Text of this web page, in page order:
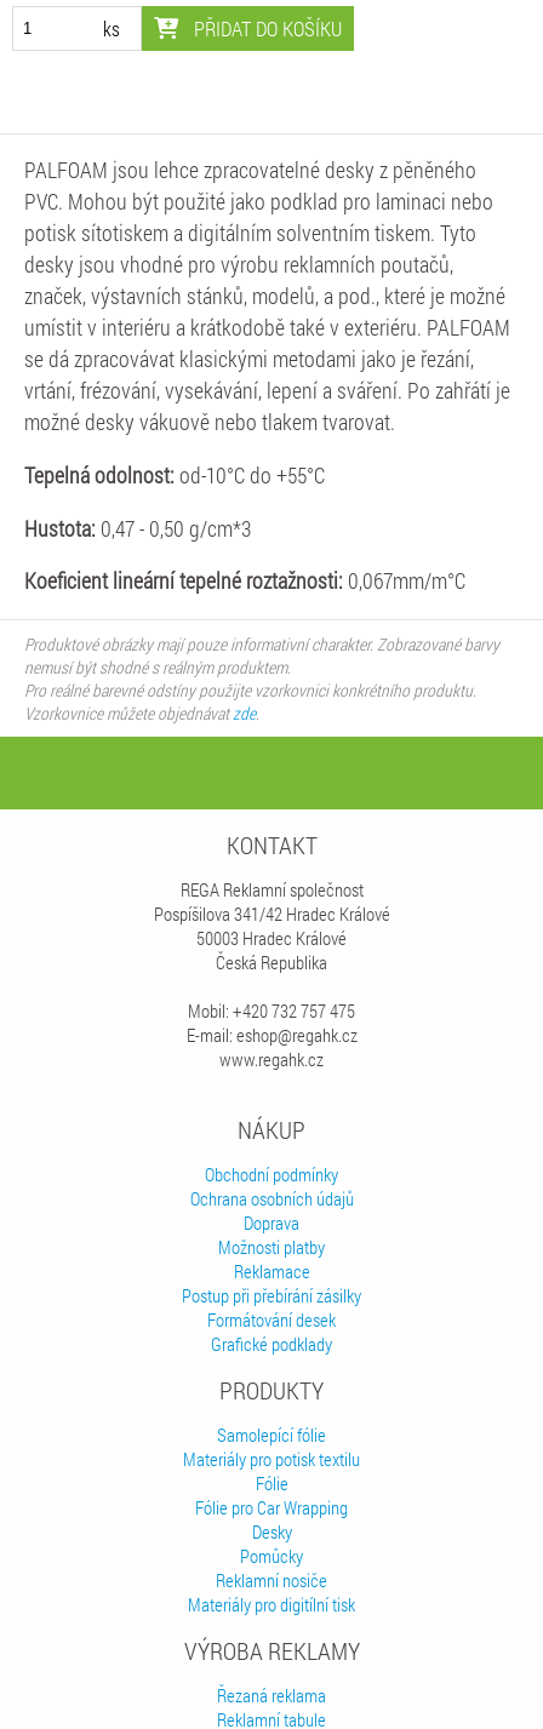
ks PŘIDAT DO KOŠÍKU
PALFOAM jsou lehce zpracovatelné desky z pěněného
PVC. Mohou být použité jako podklad pro laminaci nebo
potisk sítotiskem a digitálním solventním tiskem. Tyto
desky jsou vhodné pro výrobu reklamních poutačů,
značek, výstavních stánků, modelů, a pod., které je možné
umístit v interiéru a krátkodobě také v exteriéru. PALFOAM
se dá zpracovávat klasickými metodami jako je řezání,
vrtání, frézování, vysekávání, lepení a sváření. Po zahřátí je
možné desky vákuově nebo tlakem tvarovat.
Tepelná odolnost: od-10°C do +55°C
Hustota: 0,47 - 0,50 g/cm*3
Koeficient lineární tepelné roztažnosti: 0,067mm/m°C
Produktové obrázky mají pouze informativní charakter. Zobrazované barvy
nemusí být shodné s reálným produktem.
Pro reálné barevné odstíny použijte vzorkovnici konkrétního produktu.
Vzorkovnice můžete objednávatzde.
KONTAKT
REGA Reklamní společnost
Pospíšilova 341/42 Hradec Králové
50003 Hradec Králové
Česká Republika
Mobil: +420 732 757 475
E-mail: eshop@regahk.cz
www.regahk.cz
NÁKUP
Obchodní podmínky
Ochrana osobních údajů
Doprava
Možnosti platby
Reklamace
Postup při přebírání zásilky
Formátování desek
Grafické podklady
PRODUKTY
Samolepící fólie
Materiály pro potisk textilu
Fólie
Fólie pro Car Wrapping
Desky
Pomůcky
Reklamní nosiče
Materiály pro digitílní tisk
VÝROBA REKLAMY
Řezaná reklama
Reklamní tabule